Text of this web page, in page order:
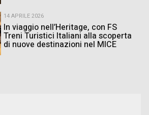
14 APRILE 2026
In viaggio nell’Heritage, con FS
Treni Turistici Italiani alla scoperta
di nuove destinazioni nel MICE